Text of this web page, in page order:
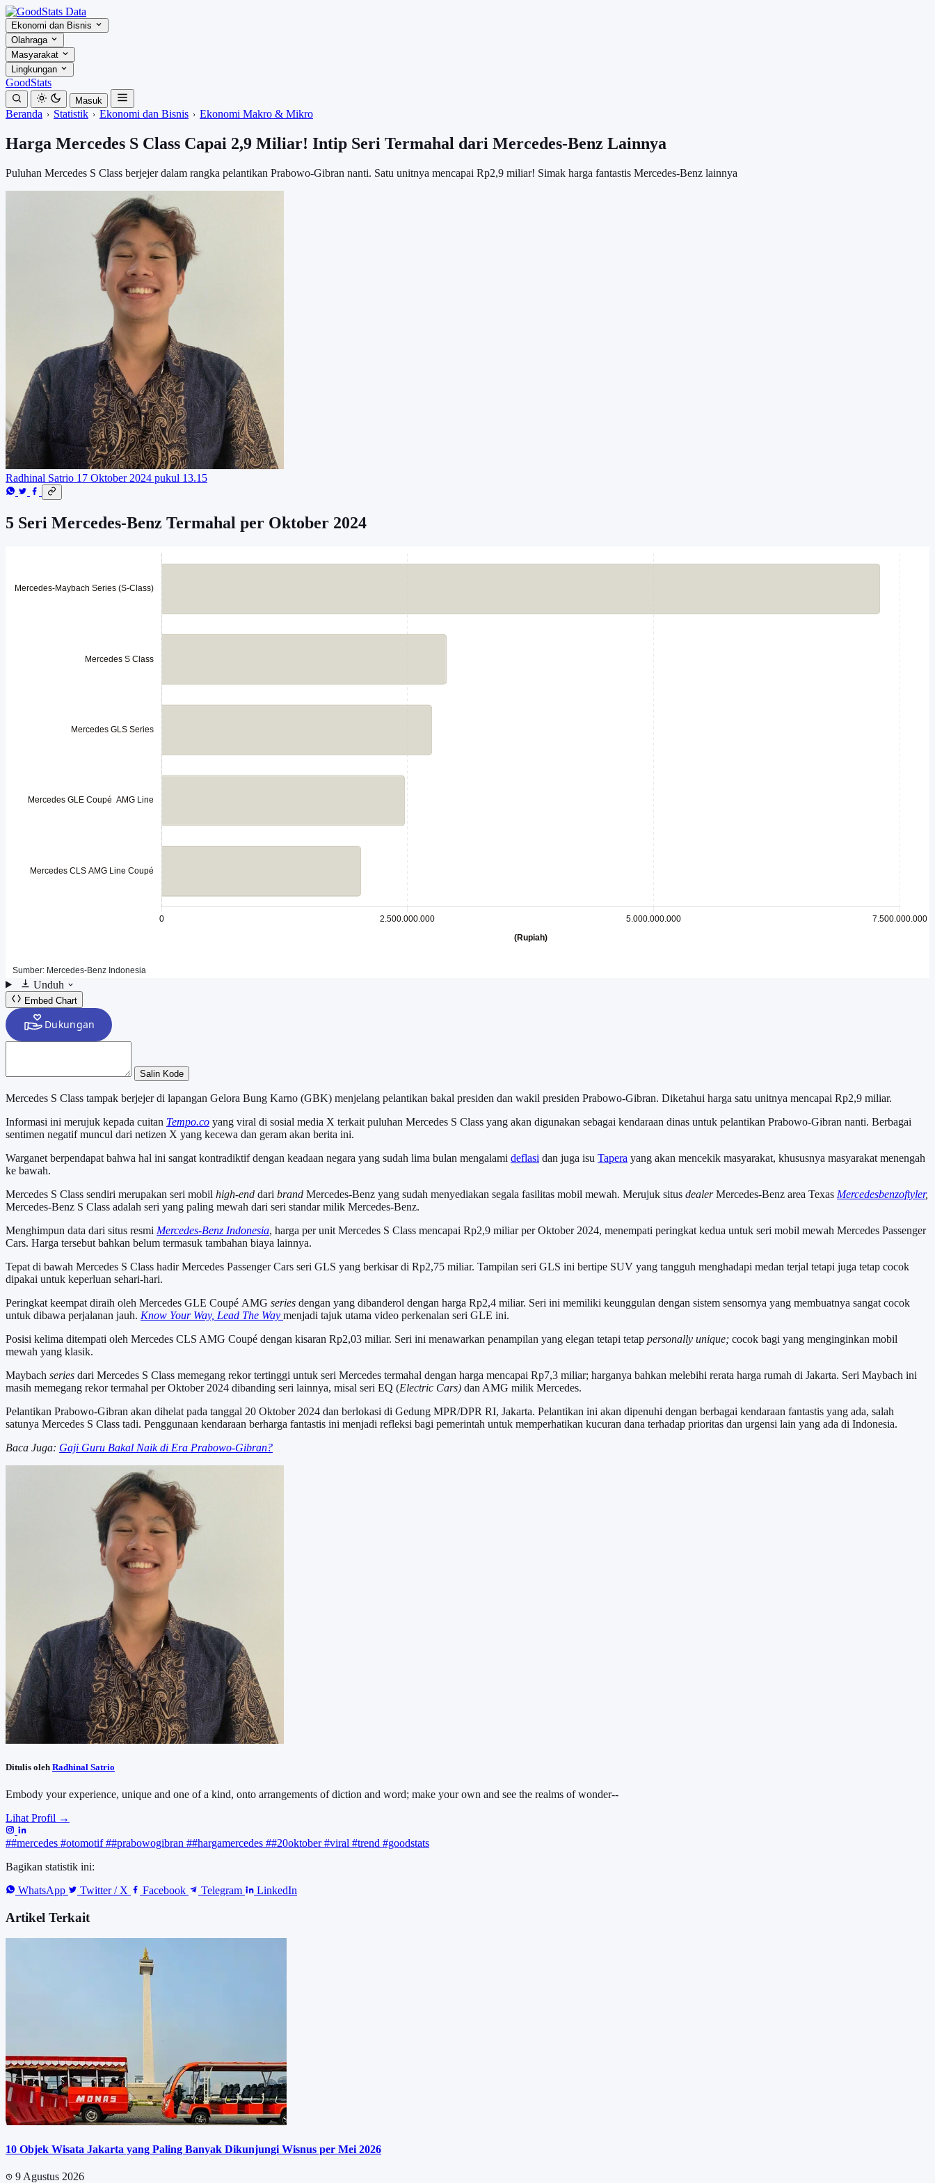
Ekonomi dan Bisnis
Olahraga
Masyarakat
Lingkungan
GoodStats
Masuk
Beranda Statistik Ekonomi dan Bisnis Ekonomi Makro & Mikro
Harga Mercedes S Class Capai 2,9 Miliar! Intip Seri Termahal dari Mercedes-Benz Lainnya
Puluhan Mercedes S Class berjejer dalam rangka pelantikan Prabowo-Gibran nanti. Satu unitnya mencapai Rp2,9 miliar! Simak harga fantastis Mercedes-Benz lainnya
Radhinal Satrio 17 Oktober 2024 pukul 13.15
5 Seri Mercedes-Benz Termahal per Oktober 2024
Unduh
Embed Chart
Salin Kode
Mercedes S Class tampak berjejer di lapangan Gelora Bung Karno (GBK) menjelang pelantikan bakal presiden dan wakil presiden Prabowo-Gibran. Diketahui harga satu unitnya mencapai Rp2,9 miliar.
Informasi ini merujuk kepada cuitan Tempo.co yang viral di sosial media X terkait puluhan Mercedes S Class yang akan digunakan sebagai kendaraan dinas untuk pelantikan Prabowo-Gibran nanti. Berbagai
sentimen negatif muncul dari netizen X yang kecewa dan geram akan berita ini.
Warganet berpendapat bahwa hal ini sangat kontradiktif dengan keadaan negara yang sudah lima bulan mengalami deflasi dan juga isu Tapera yang akan mencekik masyarakat, khususnya masyarakat menengah
ke bawah.
Mercedes S Class sendiri merupakan seri mobil high-end dari brand Mercedes-Benz yang sudah menyediakan segala fasilitas mobil mewah. Merujuk situs dealerMercedes-Benz area Texas Mercedesbenzoftyler,
Mercedes-Benz S Class adalah seri yang paling mewah dari seri standar milik Mercedes-Benz.
Menghimpun data dari situs resmi Mercedes-Benz Indonesia, harga per unit Mercedes S Class mencapai Rp2,9 miliar per Oktober 2024, menempati peringkat kedua untuk seri mobil mewah Mercedes Passenger
Cars. Harga tersebut bahkan belum termasuk tambahan biaya lainnya.
Tepat di bawah Mercedes S Class hadir Mercedes Passenger Cars seri GLS yang berkisar di Rp2,75 miliar. Tampilan seri GLS ini bertipe SUV yang tangguh menghadapi medan terjal tetapi juga tetap cocok
dipakai untuk keperluan sehari-hari.
Peringkat keempat diraih oleh Mercedes GLE Coupé AMG series dengan yang dibanderol dengan harga Rp2,4 miliar. Seri ini memiliki keunggulan dengan sistem sensornya yang membuatnya sangat cocok
untuk dibawa perjalanan jauh. Know Your Way, Lead The Way menjadi tajuk utama video perkenalan seri GLE ini.
Posisi kelima ditempati oleh Mercedes CLS AMG Coupé dengan kisaran Rp2,03 miliar. Seri ini menawarkan penampilan yang elegan tetapi tetap personally unique; cocok bagi yang menginginkan mobil
mewah yang klasik.
Maybach series dari Mercedes S Class memegang rekor tertinggi untuk seri Mercedes termahal dengan harga mencapai Rp7,3 miliar; harganya bahkan melebihi rerata harga rumah di Jakarta. Seri Maybach ini
masih memegang rekor termahal per Oktober 2024 dibanding seri lainnya, misal seri EQ (Electric Cars) dan AMG milik Mercedes.
Pelantikan Prabowo-Gibran akan dihelat pada tanggal 20 Oktober 2024 dan berlokasi di Gedung MPR/DPR RI, Jakarta. Pelantikan ini akan dipenuhi dengan berbagai kendaraan fantastis yang ada, salah
satunya Mercedes S Class tadi. Penggunaan kendaraan berharga fantastis ini menjadi refleksi bagi pemerintah untuk memperhatikan kucuran dana terhadap prioritas dan urgensi lain yang ada di Indonesia.
Baca Juga: Gaji Guru Bakal Naik di Era Prabowo-Gibran?
Ditulis oleh Radhinal Satrio
Embody your experience, unique and one of a kind, onto arrangements of diction and word; make your own and see the realms of wonder--
Lihat Profil →
##mercedes #otomotif##prabowogibran ##hargamercedes ##20oktober#viral #trend #goodstats
Bagikan statistik ini:
WhatsApp
Twitter / X Facebook Telegram LinkedIn
Artikel Terkait
10 Objek Wisata Jakarta yang Paling Banyak Dikunjungi Wisnus per Mei 2026
9 Agustus 2026